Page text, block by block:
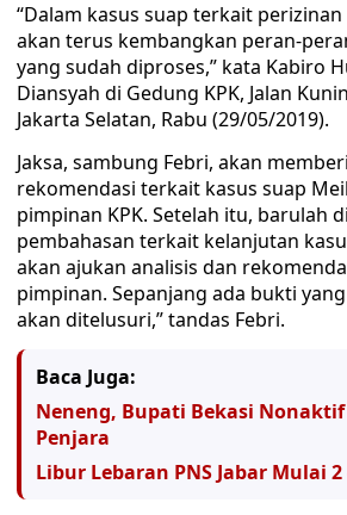
“Dalam kasus suap terkait
akan terus kembangkan peran-
yang sudah diproses,” kata Kabiro
Diansyah di Gedung KPK, Jalan
Jakarta Selatan, Rabu (29/05/2019).
Jaksa, sambung Febri, akan
rekomendasi terkait kasus suap
pimpinan KPK. Setelah itu, barulah
pembahasan terkait kelanjutan
akan ajukan analisis dan
pimpinan. Sepanjang ada bukti
akan ditelusuri,” tandas Febri.
Baca Juga:
Neneng, Bupati Bekasi
Penjara
Libur Lebaran PNS Jabar Mulai 2